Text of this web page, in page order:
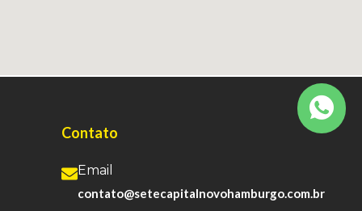
Contato
Email
contato@setecapitalnovohamburgo.com.br